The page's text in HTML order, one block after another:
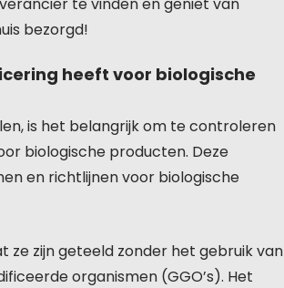
bezorgd!
heeft voor biologische
is het belangrijk om te controleren
biologische producten. Deze
en richtlijnen voor biologische
zijn geteeld zonder het gebruik van
organismen (GGO’s). Het